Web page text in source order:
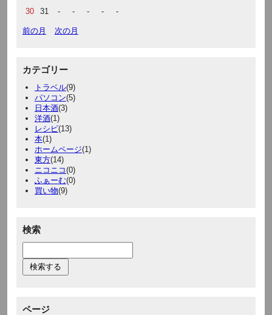
30
31 - - - - -
前の月 次の月
カテゴリー
トラベル(9)
パソコン(5)
日本酒(3)
洋酒(1)
レシピ(13)
本(1)
ホームページ(1)
東方(14)
ニコニコ(0)
ふぁーむ(0)
買い物(9)
検索
ページ